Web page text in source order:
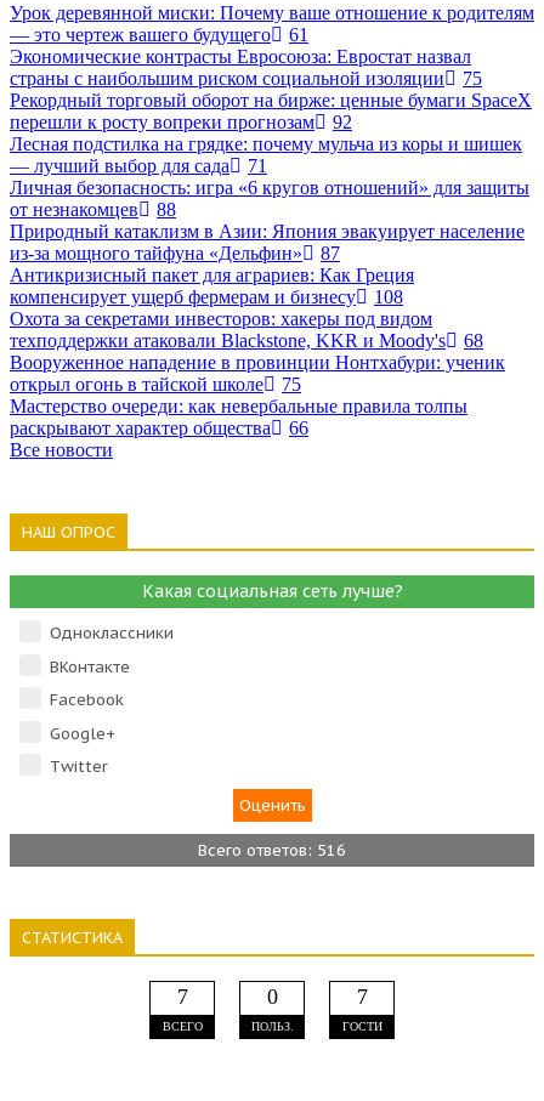
Урок деревянной миски: Почему ваше отношение к родителям
— это чертеж вашего будущего
61
Экономические контрасты Евросоюза: Евростат назвал
страны с наибольшим риском социальной изоляции
75
Рекордный торговый оборот на бирже: ценные бумаги SpaceX
перешли к росту вопреки прогнозам
92
Лесная подстилка на грядке: почему мульча из коры и шишек
— лучший выбор для сада
71
Личная безопасность: игра «6 кругов отношений» для защиты
от незнакомцев
88
Природный катаклизм в Азии: Япония эвакуирует население
из-за мощного тайфуна «Дельфин»
87
Антикризисный пакет для аграриев: Как Греция
компенсирует ущерб фермерам и бизнесу
108
Охота за секретами инвесторов: хакеры под видом
техподдержки атаковали Blackstone, KKR и Moody's
68
Вооруженное нападение в провинции Нонтхабури: ученик
открыл огонь в тайской школе
75
Мастерство очереди: как невербальные правила толпы
раскрывают характер общества
66
Все новости
НАШ ОПРОС
Какая социальная сеть лучше?
Одноклассники
ВКонтакте
Facebook
Google+
Тwitter
Всего ответов: 516
СТАТИСТИКА
7
ВСЕГО
0
ПОЛЬЗ.
7
ГОСТИ